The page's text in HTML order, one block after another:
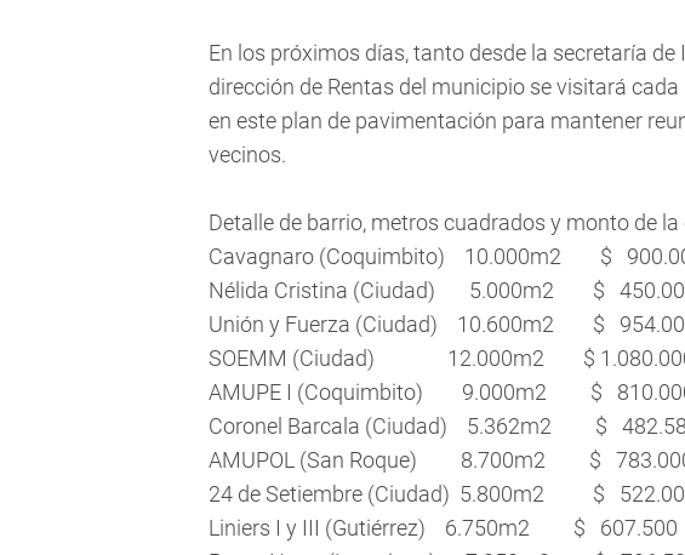
En los próximos días, tanto desde la secretaría
dirección de Rentas del municipio se visitará
en este plan de pavimentación para mantener
vecinos.
Detalle de barrio, metros cuadrados y monto de la
Cavagnaro (Coquimbito) 10.000m2 $
Nélida Cristina (Ciudad) 5.000m2 $
Unión y Fuerza (Ciudad) 10.600m2 $
SOEMM (Ciudad) 12.000m2 $
AMUPE I (Coquimbito) 9.000m2 $
Coronel Barcala (Ciudad) 5.362m2 $
AMUPOL (San Roque) 8.700m2 $
24 de Setiembre (Ciudad) 5.800m2 $
Liniers I y III (Gutiérrez) 6.750m2 $ 607.500